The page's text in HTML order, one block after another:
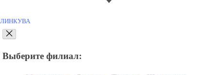
ЛИНКУВА
Выберите филиал: